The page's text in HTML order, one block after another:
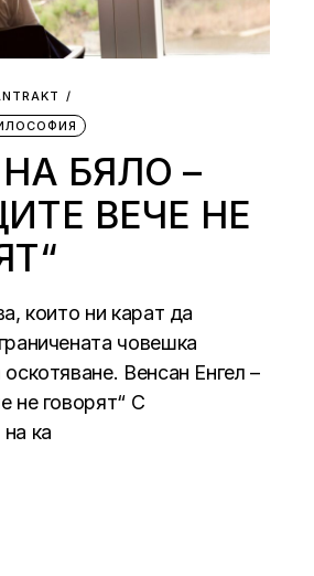
БЯЛО –
ВЕЧЕ НЕ
които ни карат да
човешка
Венсан Енгел –
не говорят“ С
ка